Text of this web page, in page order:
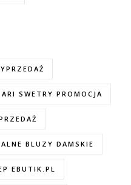
SWETRY PROMOCJA
BLUZY DAMSKIE
EBUTIK.PL